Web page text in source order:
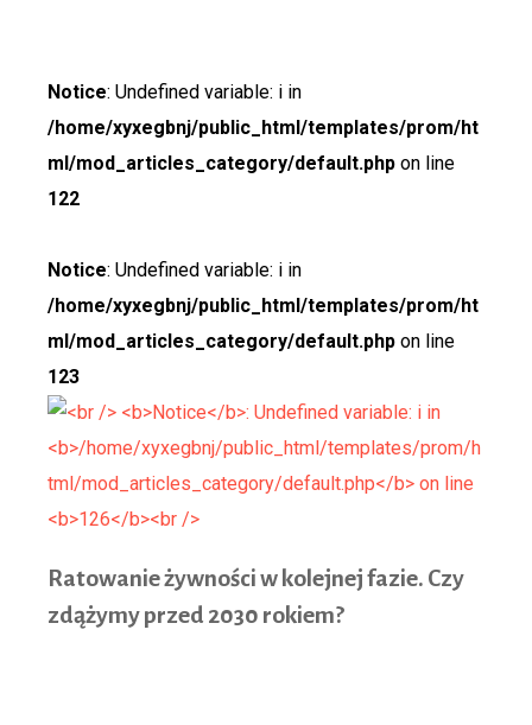
Notice: Undefined variable: i in
/home/xyxegbnj/public_html/templates/prom/ht
ml/mod_articles_category/default.php on line
122
Notice: Undefined variable: i in
/home/xyxegbnj/public_html/templates/prom/ht
ml/mod_articles_category/default.php on line
123
Ratowanie żywności w kolejnej fazie. Czy
zdążymy przed 2030 rokiem?